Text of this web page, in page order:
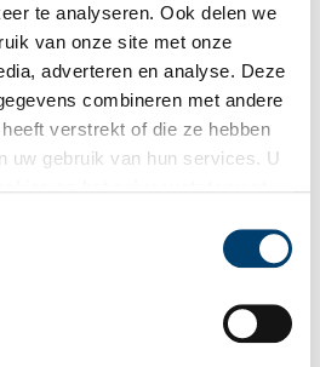
te analyseren. Ook delen we
van onze site met onze
adverteren en analyse. Deze
combineren met andere
verstrekt of die ze hebben
uw gebruik van hun services. U
Foto: Rasbak, CC BY-SA 3.0
van een traditionele
windkracht en een ingenieus
Deze kneuzen het zaad tot
Daarna wordt het zaad verwarmd op
in ‘builen’ (filterzakken), die in